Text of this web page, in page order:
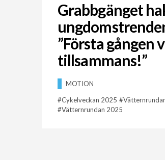
Grabbgänget
”Första gången
tillsammans!”
MOTION
Cykelveckan 2025
Vätternrundan 2025